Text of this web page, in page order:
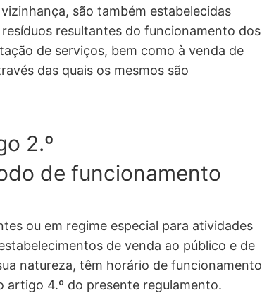
são também estabelecidas
resultantes do funcionamento dos
de serviços, bem como à venda de
das quais os mesmos são
2.º
de funcionamento
ou em regime especial para atividades
de venda ao público e de
natureza, têm horário de funcionamento
4.º do presente regulamento.